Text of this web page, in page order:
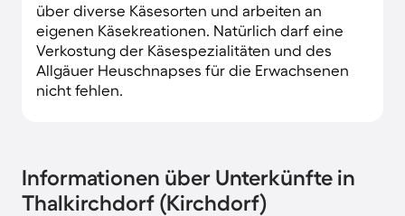
über diverse Käsesorten und arbeiten an
eigenen Käsekreationen. Natürlich darf eine
Verkostung der Käsespezialitäten und des
Allgäuer Heuschnapses für die Erwachsenen
nicht fehlen.
Informationen über Unterkünfte in
Thalkirchdorf (Kirchdorf)